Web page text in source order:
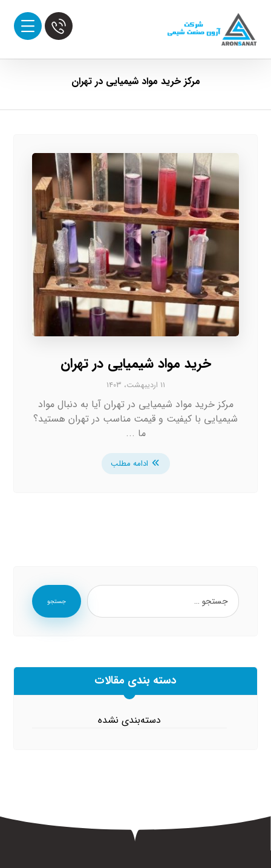
مرکز خرید مواد شیمیایی در تهران
خرید مواد شیمیایی در تهران
۱۱ اردیبهشت، ۱۴۰۳
مرکز خرید مواد شیمیایی در تهران آیا به دنبال مواد
شیمیایی با کیفیت و قیمت مناسب در تهران هستید؟
ما ...
ادامه مطلب
جستجو
دسته بندی مقالات
دسته‌بندی نشده